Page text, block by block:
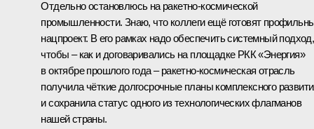
Отдельно остановлюсь на ракетно-космической
промышленности. Знаю, что коллеги ещё готовят
нацпроект. В его рамках надо обеспечить системный подход,
чтобы – как и договаривались на площадке РКК «Энергия»
в октябре прошлого года – ракетно-космическая отрасль
получила чёткие долгосрочные планы комплексного
и сохранила статус одного из технологических флагманов
нашей страны.